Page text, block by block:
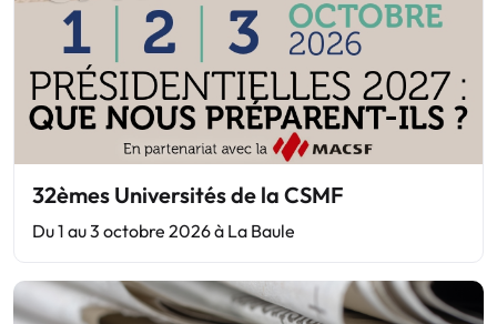
32èmes Universités de la CSMF
Du 1 au 3 octobre 2026 à La Baule